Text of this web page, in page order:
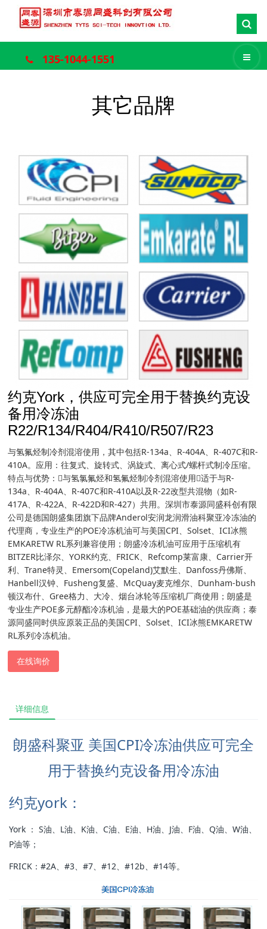
135-1044-1551
其它品牌
约克York，供应可完全用于替换约克设
备用冷冻油
R22/R134/R404/R410/R507/R23
与氢氟烃制冷剂混溶使用，其中包括R-134a、R-404A、R-407C和R-
410A。应用：往复式、旋转式、涡旋式、离心式/螺杆式制冷压缩。
特点与优势：与氢氯氟烃和氢氟烃制冷剂混溶使用适于与R-
134a、R-404A、R-407C和R-410A以及R-22改型共混物（如R-
417A、R-422A、R-422D和R-427）共用。深圳市泰源同盛科创有限
公司是德国朗盛集团旗下品牌Anderol安润龙润滑油科聚亚冷冻油的
代理商，专业生产的POE冷冻机油可与美国CPI、Solset、ICI冰熊
EMKARETW RL系列兼容使用；朗盛冷冻机油可应用于压缩机有
BITZER比泽尔、YORK约克、FRICK、Refcomp莱富康、Carrier开
利、Trane特灵、Emersom(Copeland)艾默生、Danfoss丹佛斯、
Hanbell汉钟、Fusheng复盛、McQuay麦克维尔、Dunham-bush
顿汉布什、Gree格力、大冷、烟台冰轮等压缩机厂商使用；朗盛是
专业生产POE多元醇酯冷冻机油，是最大的POE基础油的供应商；泰
源同盛同时供应原装正品的美国CPI、Solset、ICI冰熊EMKARETW
RL系列冷冻机油。
在线询价
详细信息
朗盛科聚亚 美国CPI冷冻油供应可完全
用于替换约克设备用冷冻油
约克york：
York ： S油、L油、K油、C油、E油、H油、J油、F油、Q油、W油、
P油等；
FRICK：#2A、#3、#7、#12、#12b、#14等。